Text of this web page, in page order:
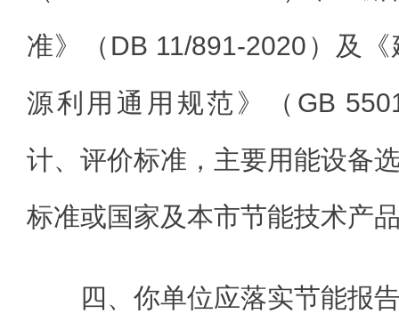
准》（DB 11/891-2020）及
源利用通用规范》（GB
计、评价标准，主要用能设备
标准或国家及本市节能技术产
四、你单位应落实节能报